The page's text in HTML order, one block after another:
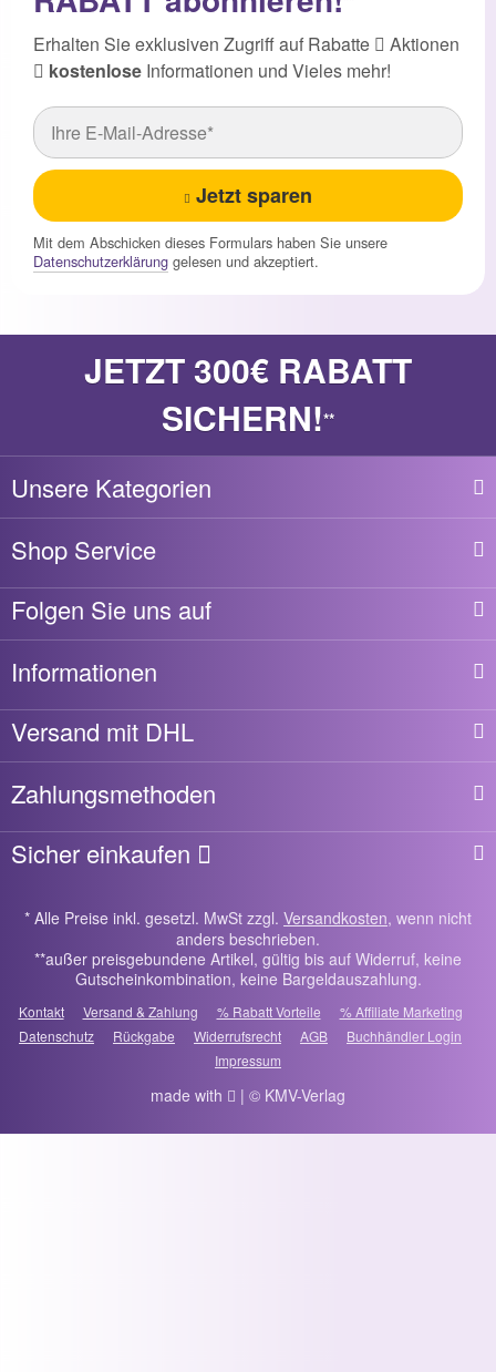
Erhalten Sie exklusiven Zugriff auf Rabatte
Aktionen
kostenlose Informationen und Vieles mehr!
Jetzt sparen
Mit dem Abschicken dieses Formulars haben Sie unsere
Datenschutzerklärung gelesen und akzeptiert.
JETZT 300€ RABATT
SICHERN!**
Unsere Kategorien
Shop Service
Folgen Sie uns auf
Informationen
Versand mit DHL
Zahlungsmethoden
Sicher einkaufen
* Alle Preise inkl. gesetzl. MwSt zzgl. Versandkosten, wenn nicht
anders beschrieben.
**außer preisgebundene Artikel, gültig bis auf Widerruf, keine
Gutscheinkombination, keine Bargeldauszahlung.
Kontakt Versand & Zahlung % Rabatt Vorteile
% Affiliate Marketing
Datenschutz
Rückgabe Widerrufsrecht AGB
Buchhändler Login
Impressum
made with | © KMV-Verlag